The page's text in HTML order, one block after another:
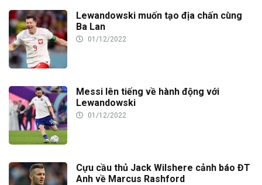
Lewandowski muốn tạo địa chấn cùng
Ba Lan
01/12/2022
Messi lên tiếng về hành động với
Lewandowski
01/12/2022
Cựu cầu thủ Jack Wilshere cảnh báo ĐT
Anh về Marcus Rashford